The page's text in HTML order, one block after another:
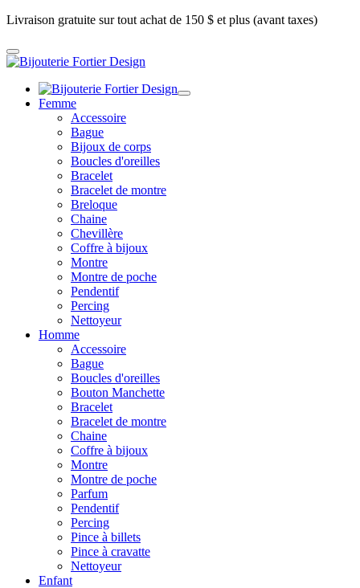
Livraison gratuite sur tout achat de 150 $ et plus (avant taxes)
Femme
Accessoire
Bague
Bijoux de corps
Boucles d'oreilles
Bracelet
Bracelet de montre
Breloque
Chaine
Chevillère
Coffre à bijoux
Montre
Montre de poche
Pendentif
Percing
Nettoyeur
Homme
Accessoire
Bague
Boucles d'oreilles
Bouton Manchette
Bracelet
Bracelet de montre
Chaine
Coffre à bijoux
Montre
Montre de poche
Parfum
Pendentif
Percing
Pince à billets
Pince à cravatte
Nettoyeur
Enfant